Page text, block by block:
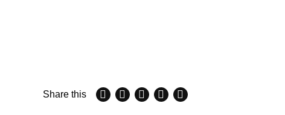
Share this